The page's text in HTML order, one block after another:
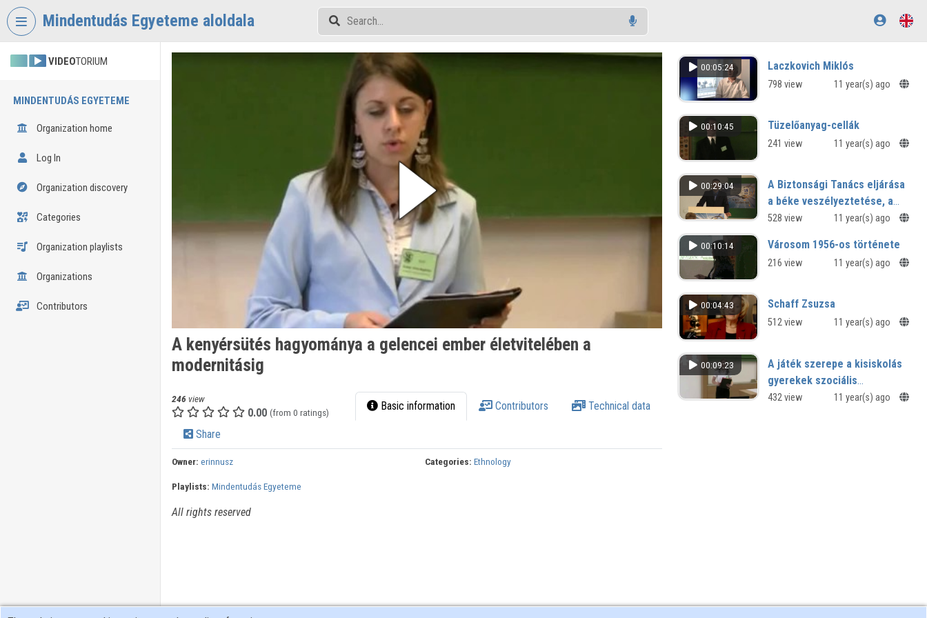
Skip header
Mindentudás Egyeteme aloldala
VIDEOTORIUM
MINDENTUDÁS EGYETEME
Organization home
Log In
Organization discovery
Categories
Organization playlists
Organizations
Contributors
A kenyérsütés hagyománya a gelencei ember életvitelében a
modernitásig
246 view
0.00 (from 0 ratings) Basic information Contributors Technical data
Share
Owner: erinnusz Categories: Ethnology
Playlists: Mindentudás Egyeteme
All rights reserved
00:05:24 Laczkovich Miklós
798 view 11 year(s) ago
00:10:45 Tüzelőanyag-cellák
241 view 11 year(s) ago
00:29:04
A Biztonsági Tanács eljárása
a béke veszélyeztetése, a
béke megszegése, és a
528 view 11 year(s) ago
00:10:14 Városom 1956-os története
216 view 11 year(s) ago
00:04:43 Schaff Zsuzsa
512 view 11 year(s) ago
00:09:23
A játék szerepe a kisiskolás
gyerekek szociális
fejlődésében
432 view 11 year(s) ago